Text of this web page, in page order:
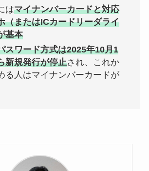
はマイナンバーカードと対応
（またはICカードリーダライ
基本
スワード方式は2025年10月1
新規発行が停止され、これか
る人はマイナンバーカードが